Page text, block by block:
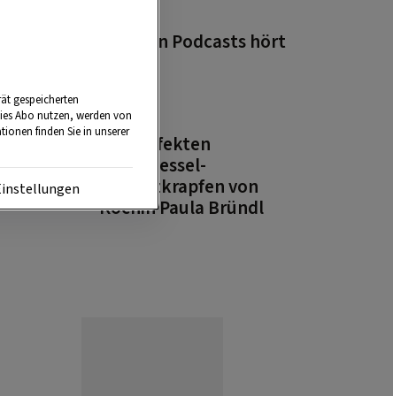
Wie man Podcasts hört
PODCAST
Die perfekten
Brennnessel-
Schlutzkrapfen von
Köchin Paula Bründl
gespeicherten
Abo nutzen, werden von
finden Sie in unserer